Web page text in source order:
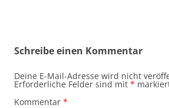
Schreibe einen Kommentar
Deine E-Mail-Adresse wird nicht
Erforderliche Felder sind mit *
Kommentar *